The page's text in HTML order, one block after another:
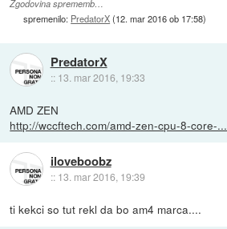
Zgodovina sprememb…
spremenilo: PredatorX(12. mar 2016 ob 17:58)
PredatorX
:: 13. mar 2016, 19:33
AMD ZEN
http://wccftech.com/amd-zen-cpu-8-core-...
iloveboobz
:: 13. mar 2016, 19:39
ti kekci so tut rekl da bo am4 marca....